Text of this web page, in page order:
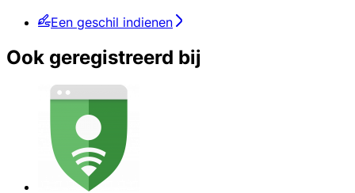
Een geschil indienen
Ook geregistreerd bij